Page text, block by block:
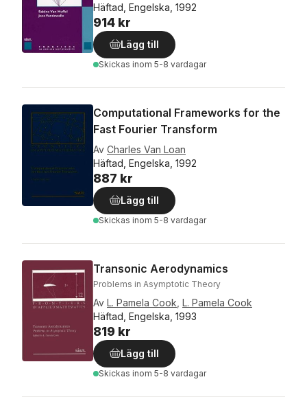
Häftad, Engelska, 1992
914 kr
Lägg till
Skickas inom 5-8 vardagar
Computational Frameworks for the
Fast Fourier Transform
Av Charles Van Loan
Häftad, Engelska, 1992
887 kr
Lägg till
Skickas inom 5-8 vardagar
Transonic Aerodynamics
Problems in Asymptotic Theory
Av L. Pamela Cook L. Pamela Cook
Häftad, Engelska, 1993
819 kr
Lägg till
Skickas inom 5-8 vardagar